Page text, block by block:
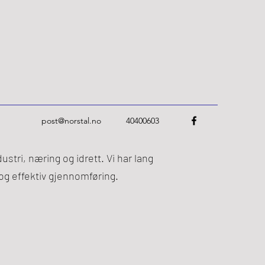
post@norstal.no 40400603
næring og idrett. Vi har lang
effektiv gjennomføring.